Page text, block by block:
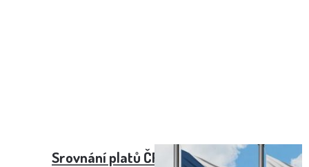
Srovnání platů ČR vs. Katar (2021)